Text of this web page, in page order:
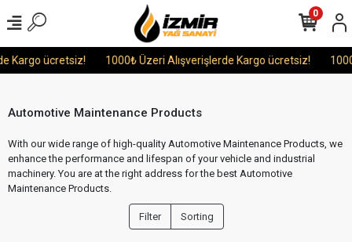
ücretsiz! 1000₺ Üzeri Alışverişlerde Kargo ücretsiz! 1000₺
0
Automotive Maintenance Products
With our wide range of high-quality Automotive Maintenance Products, we
enhance the performance and lifespan of your vehicle and industrial
machinery. You are at the right address for the best Automotive
Maintenance Products.
Filter Sorting